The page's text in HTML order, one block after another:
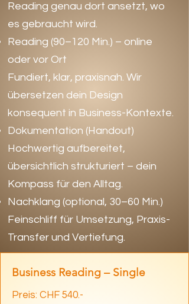
Reading genau dort ansetzt, wo
es gebraucht wird.
Reading (90–120 Min.) – online
oder vor Ort
Fundiert, klar, praxisnah. Wir
übersetzen dein Design
konsequent in Business-Kontexte.
Dokumentation (Handout)
Hochwertig aufbereitet,
übersichtlich strukturiert – dein
Kompass für den Alltag.
Nachklang (optional, 30–60 Min.)
Feinschliff für Umsetzung, Praxis-
Transfer und Vertiefung.
Business Reading – Single
Preis: CHF 540.-